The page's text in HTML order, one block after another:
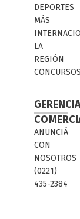
DEPORTES
MÁS
LA
REGIÓN
ANUNCIÁ
CON
NOSOTROS
(0221)
435-2384